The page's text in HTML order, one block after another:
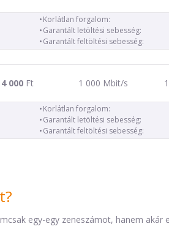
Korlátlan forgalom:
Garantált letöltési sebesség:
Garantált feltöltési sebesség:
4 000Ft 1 000 Mbit/s
Korlátlan forgalom:
Garantált letöltési sebesség:
Garantált feltöltési sebesség:
egy-egy zeneszámot, hanem